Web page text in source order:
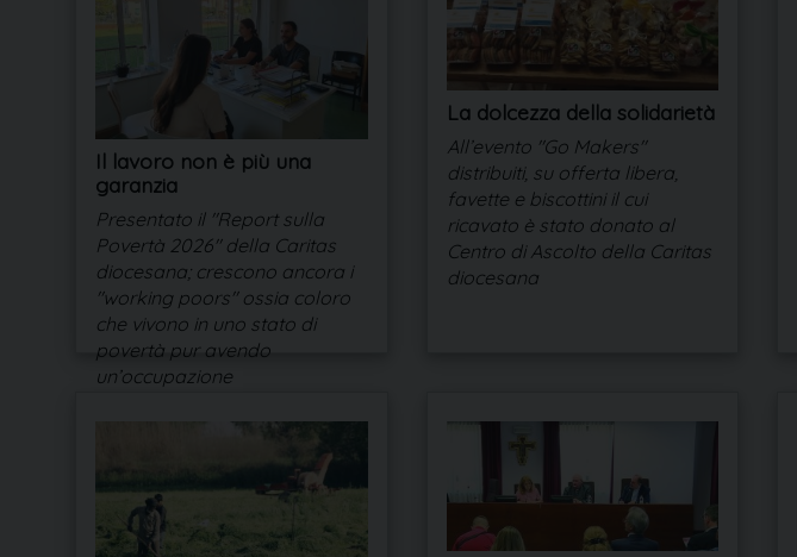
Il lavoro non è più una
garanzia
Presentato il "Report sulla
Povertà 2026" della Caritas
diocesana; crescono ancora i
"working poors" ossia coloro
che vivono in uno stato di
povertà pur avendo
un’occupazione
La dolcezza della solidarietà
All’evento "Go Makers"
distribuiti, su offerta libera,
favette e biscottini il cui
ricavato è stato donato al
Centro di Ascolto della Caritas
diocesana